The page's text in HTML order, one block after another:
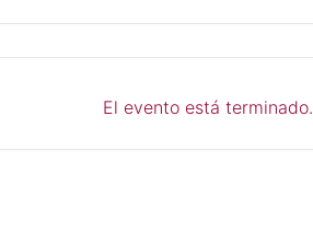
El evento está terminado.